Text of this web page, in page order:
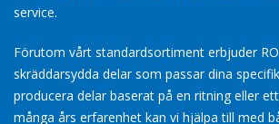
service.
Förutom vårt standardsortiment erbjuder
skräddarsydda delar som passar dina
producera delar baserat på en ritning eller
många års erfarenhet kan vi hjälpa till med